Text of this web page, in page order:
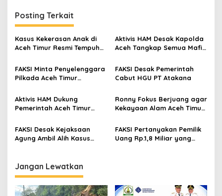
i
g
a
s
i
p
o
s
Posting Terkait
Kasus Kekerasan Anak di
Aceh Timur Resmi Tempuh
Aktivis HAM Desak Kapolda
Aceh Tangkap Semua Mafia
Aceh
FAKSI Minta Penyelenggara
Pilkada Aceh Timur
FAKSI Desak Pemerintah
Cabut HGU PT Atakana
Aktivis HAM Dukung
Pemerintah Aceh Timur
Ronny Fokus Berjuang agar
Kekayaan Alam Aceh Timur
FAKSI Desak Kejaksaan
Agung Ambil Alih Kasus
FAKSI Pertanyakan Pemilik
Uang Rp.1,8 Miliar yang
Jangan Lewatkan